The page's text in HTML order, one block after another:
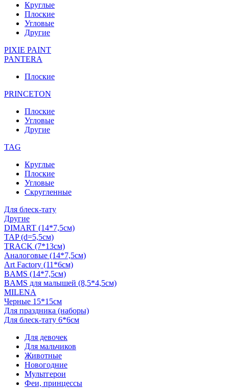
Круглые
Плоские
Угловые
Другие
PIXIE PAINT
PANTERA
Плоские
PRINCETON
Плоские
Угловые
Другие
TAG
Круглые
Плоские
Угловые
Скругленные
Для блеск-тату
Другие
DIMART (14*7,5см)
TAP (d=5,5см)
TRACK (7*13см)
Аналоговые (14*7,5см)
Art Factory (11*6см)
BAMS (14*7,5см)
BAMS для малышей (8,5*4,5см)
MILENA
Черные 15*15см
Для праздника (наборы)
Для блеск-тату 6*6см
Для девочек
Для мальчиков
Животные
Новогодние
Мультгерои
Феи, принцессы